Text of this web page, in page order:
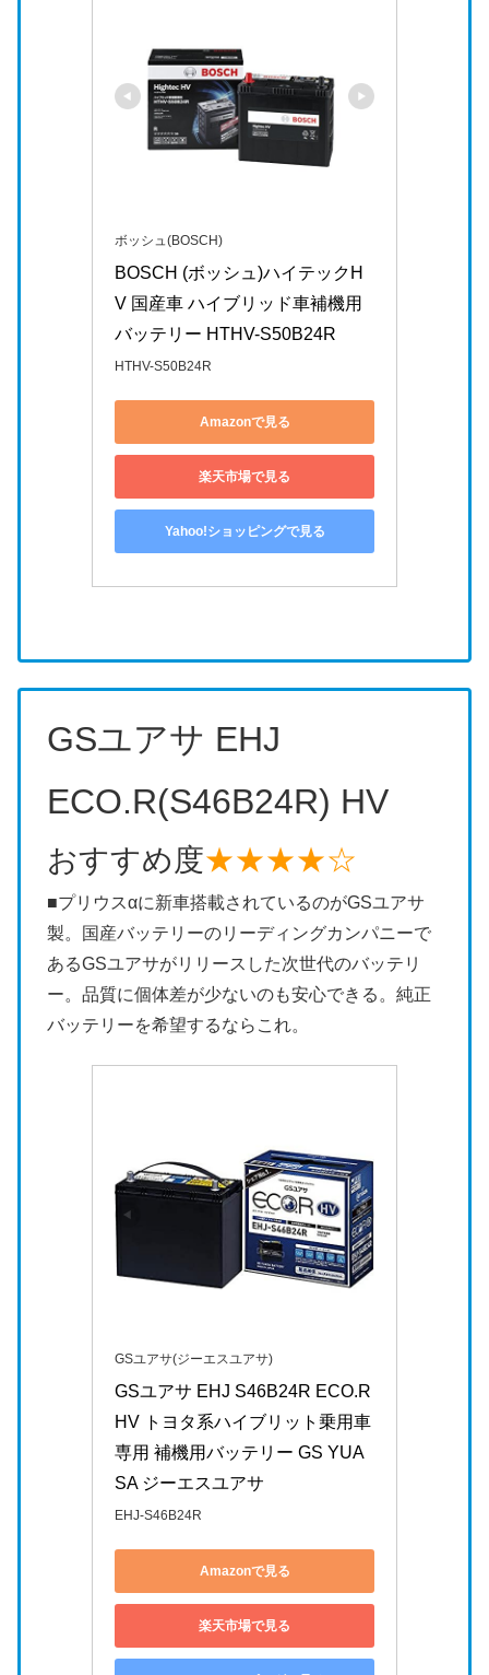
ボッシュ(BOSCH)
BOSCH (ボッシュ)ハイテックH
V 国産車 ハイブリッド車補機用
バッテリー HTHV-S50B24R
HTHV-S50B24R
Amazonで見る
楽天市場で見る
Yahoo!ショッピングで見る
GSユアサ EHJ
ECO.R(S46B24R) HV
おすすめ度★★★★☆
■プリウスαに新車搭載されているのがGSユアサ
製。国産バッテリーのリーディングカンパニーで
あるGSユアサがリリースした次世代のバッテリ
ー。品質に個体差が少ないのも安心できる。純正
バッテリーを希望するならこれ。
GSユアサ(ジーエスユアサ)
GSユアサ EHJ S46B24R ECO.R
HV トヨタ系ハイブリット乗用車
専用 補機用バッテリー GS YUA
SA ジーエスユアサ
EHJ-S46B24R
Amazonで見る
楽天市場で見る